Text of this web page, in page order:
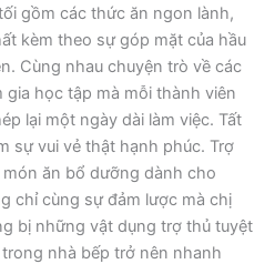
gồm các thức ăn ngon lành,
kèm theo sự góp mặt của hầu
Cùng nhau chuyện trò về các
gia học tập mà mỗi thành viên
lại một ngày dài làm việc. Tất
sự vui vẻ thật hạnh phúc. Trợ
món ăn bổ dưỡng dành cho
chỉ cùng sự đảm lược mà chị
bị những vật dụng trợ thủ tuyệt
nhà bếp trở nên nhanh